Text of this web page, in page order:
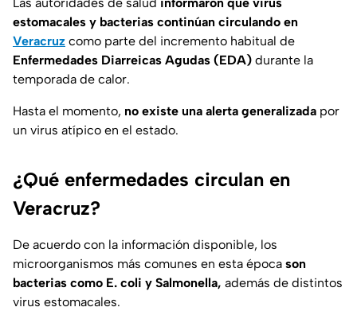
estomacales y bacterias continúan circulando en
Veracruz como parte del incremento habitual de
Enfermedades Diarreicas Agudas (EDA) durante la
temporada de calor.
Hasta el momento, no existe una alerta generalizada por
un virus atípico en el estado.
¿Qué enfermedades circulan en
Veracruz?
De acuerdo con la información disponible, los
microorganismos más comunes en esta época son
bacterias como E. coli y Salmonella, además de distintos
virus estomacales.